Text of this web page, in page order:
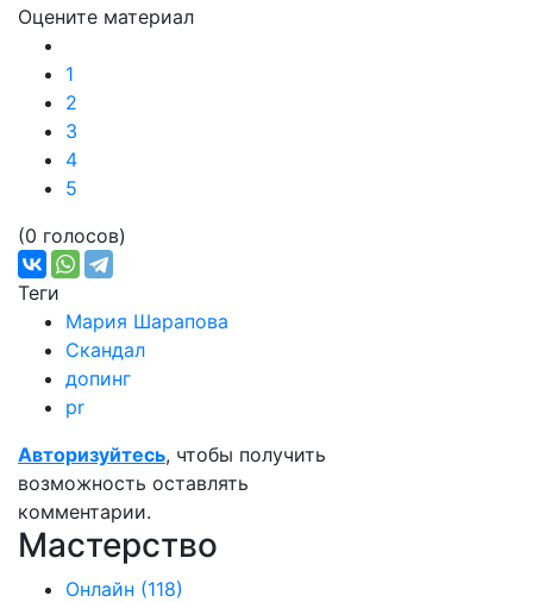
Оцените материал
1
2
3
4
5
(0 голосов)
Теги
Мария Шарапова
Скандал
допинг
pr
Авторизуйтесь, чтобы получить
возможность оставлять
комментарии.
Мастерство
Онлайн (118)